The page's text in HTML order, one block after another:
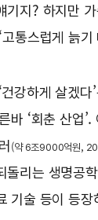
기지? 하지만
통스럽게 늙기
강하게 살겠다
바 ‘회춘 산업
(약 6조9000억원,
돌리는 생명공
기술 등이 등장